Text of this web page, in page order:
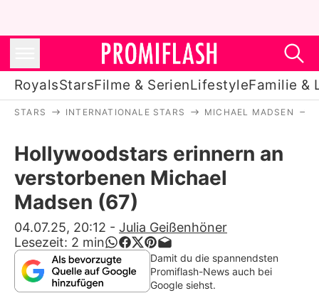
RoyalsStarsFilme & SerienLifestyleFamilie &
Stars
Filme & Serien
Lifestyle
Familie & Liebe
Promiflash Exklusiv
STARS INTERNATIONALE STARS MICHAEL MADSEN
Hollywoodstars erinnern an
verstorbenen Michael
Madsen (67)
04.07.25, 20:12 - Julia Geißenhöner
Lesezeit: 2 min
Damit du die spannendsten
Promiflash-News auch bei
Google siehst.